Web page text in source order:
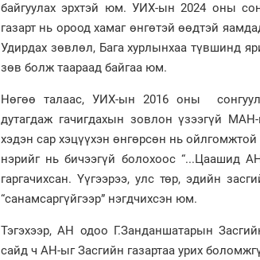
байгуулах эрхтэй юм. УИХ-ын 2024 оны
газарт нь ороод хамаг өнгөтэй өөдтэй
Удирдах зөвлөл, Бага хурлынхаа түвшинд
зөв болж таараад байгаа юм.
Нөгөө талаас, УИХ-ын 2016 оны
дутагдаж гачигдахын зовлон үзээгүй
хэдэн сар хэцүүхэн өнгөрсөн нь
нэрийг нь бичээгүй болохоос “...Цаашид
гаргачихсан. Үүгээрээ, улс төр, эдийн
“санамсаргүйгээр” нэгдчихсэн юм.
Тэгэхээр, АН одоо Г.Занданшатарын
сайд ч АН-ыг Засгийн газартаа урих